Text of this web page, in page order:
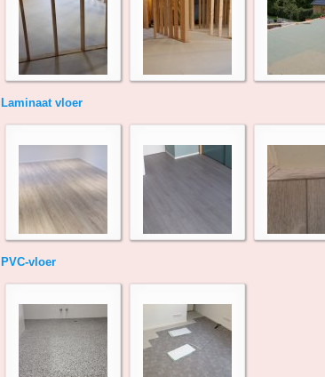
Laminaat vloer
PVC-vloer